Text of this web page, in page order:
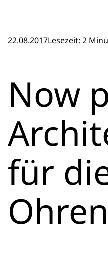
22.08.2017Lesezeit: 2
Now
für
Ohren